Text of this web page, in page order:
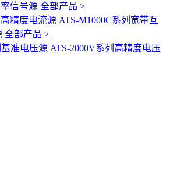
信号源 全部产品 >
精度电流源 ATS-M1000C系列宽带互
全部产品 >
准电压源 ATS-2000V系列高精度电压